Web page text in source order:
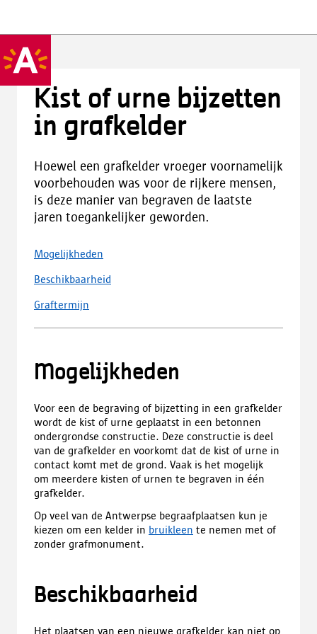
Kist of urne bijzetten
in grafkelder
Hoewel een grafkelder vroeger voornamelijk
voorbehouden was voor de rijkere mensen,
is deze manier van begraven de laatste
jaren toegankelijker geworden.
Mogelijkheden
Beschikbaarheid
Graftermijn
Mogelijkheden
Voor een de begraving of bijzetting in een grafkelder
wordt de kist of urne geplaatst in een betonnen
ondergrondse constructie. Deze constructie is deel
van de grafkelder en voorkomt dat de kist of urne in
contact komt met de grond. Vaak is het mogelijk
om meerdere kisten of urnen te begraven in één
grafkelder.
Op veel van de Antwerpse begraafplaatsen kun je
kiezen om een kelder in bruikleen te nemen met of
zonder grafmonument.
Beschikbaarheid
Het plaatsen van een nieuwe grafkelder kan niet op